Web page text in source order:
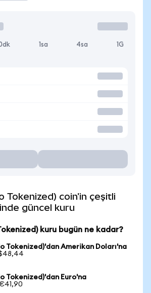
1sa 4sa 1G
Tokenized) coin'in çeşitli
güncel kuru
kuru bugün ne kadar?
Tokenized)'dan Amerikan Doları'na
Tokenized)'dan Euro'na